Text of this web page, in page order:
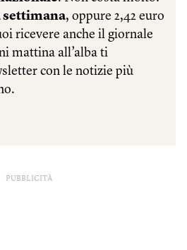
PUBBLICITÀ